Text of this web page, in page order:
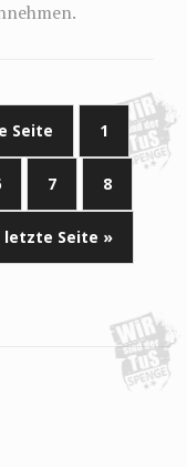
Seite 1
7 8
letzte Seite »